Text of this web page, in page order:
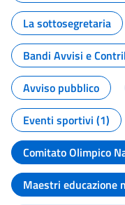
La sottosegretaria
Bandi Avvisi e
Avviso pubblico
Eventi sportivi (1)
Comitato Olimpico
Maestri educazione